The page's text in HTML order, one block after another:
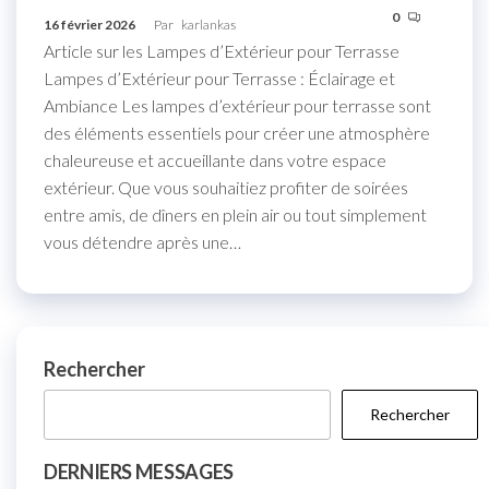
16 février 2026 Par karlankas 0
Article sur les Lampes d’Extérieur pour Terrasse
Lampes d’Extérieur pour Terrasse : Éclairage et
Ambiance Les lampes d’extérieur pour terrasse sont
des éléments essentiels pour créer une atmosphère
chaleureuse et accueillante dans votre espace
extérieur. Que vous souhaitiez profiter de soirées
entre amis, de dîners en plein air ou tout simplement
vous détendre après une…
Rechercher
Rechercher
DERNIERS MESSAGES